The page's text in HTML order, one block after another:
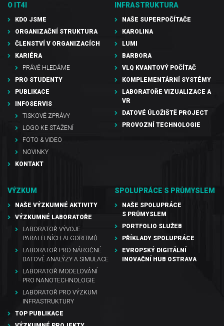
O IT4I
KDO JSME
ORGANIZAČNÍ STRUKTURA
ČLENSTVÍ V ORGANIZACÍCH
KARIÉRA
PRÁVĚ HLEDÁME
PRO STUDENTY
PUBLIKACE
INFOSERVIS
TISKOVÉ ZPRÁVY
LOGO KE STAŽENÍ
FOTO & VIDEO
NOVINKY
KONTAKT
INFRASTRUKTURA
NAŠE SUPERPOČÍTAČE
KAROLINA
LUMI
BARBORA
VLQ KVANTOVÝ POČÍTAČ
KOMPLEMENTÁRNÍ SYSTÉMY
LABORATOŘE VIZUALIZACE A
VR
DATOVÉ ÚLOŽIŠTĚ PROJECT
PROVOZNÍ TECHNOLOGIE
VÝZKUM
NAŠE VÝZKUMNÉ AKTIVITY
VÝZKUMNÉ LABORATOŘE
LABORATOŘ VÝVOJE
PARALELNÍCH ALGORITMŮ
LABORATOŘ PRO NÁROČNÉ
DATOVÉ ANALÝZY A SIMULACE
LABORATOŘ MODELOVÁNÍ
PRO NANOTECHNOLOGIE
LABORATOŘ PRO VÝZKUM
INFRASTRUKTURY
TOP PUBLIKACE
SPOLUPRÁCE S PRŮMYSLEM
NAŠE SPOLUPRÁCE
S PRŮMYSLEM
PORTFOLIO SLUŽEB
PŘÍKLADY SPOLUPRÁCE
EVROPSKÝ DIGITÁLNÍ
INOVAČNÍ HUB OSTRAVA